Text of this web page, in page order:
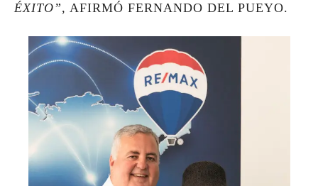
ÉXITO”, AFIRMÓ FERNANDO DEL PUEYO.